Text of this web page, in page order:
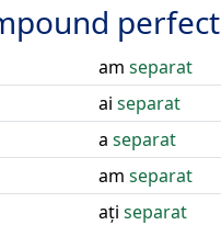
perfect
am separat
ai separat
a separat
am separat
ați separat